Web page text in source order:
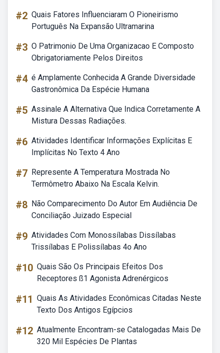
#2 Quais Fatores Influenciaram O Pioneirismo
Português Na Expansão Ultramarina
#3 O Patrimonio De Uma Organizacao E Composto
Obrigatoriamente Pelos Direitos
#4 é Amplamente Conhecida A Grande Diversidade
Gastronômica Da Espécie Humana
#5 Assinale A Alternativa Que Indica Corretamente A
Mistura Dessas Radiações.
#6 Atividades Identificar Informações Explícitas E
Implícitas No Texto 4 Ano
#7 Represente A Temperatura Mostrada No
Termômetro Abaixo Na Escala Kelvin.
#8 Não Comparecimento Do Autor Em Audiência De
Conciliação Juizado Especial
#9 Atividades Com Monossílabas Dissílabas
Trissílabas E Polissílabas 4o Ano
#10 Quais São Os Principais Efeitos Dos
Receptores ß1 Agonista Adrenérgicos
#11 Quais As Atividades Econômicas Citadas Neste
Texto Dos Antigos Egípcios
#12 Atualmente Encontram-se Catalogadas Mais De
320 Mil Espécies De Plantas